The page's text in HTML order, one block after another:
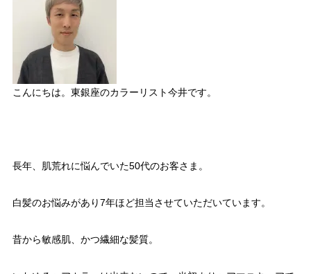
こんにちは。東銀座のカラーリスト今井です。
長年、肌荒れに悩んでいた50代のお客さま。
白髪のお悩みがあり7年ほど担当させていただいています。
昔から敏感肌、かつ繊細な髪質。